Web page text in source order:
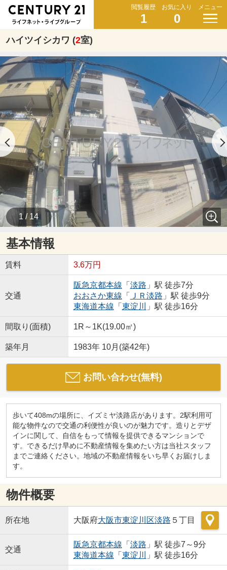
閲覧履歴
1
お気に入り
0
メニュー
ハイツイシカワ (2室)
1 / 14
基本情報
賃料 3.6万円
交通
阪急京都本線 「 淡路 」駅 徒歩7分
おおさか東線 「 ＪＲ淡路 」駅 徒歩9分
東海道本線 「 東淀川 」駅 徒歩16分
間取り(面積) 1R～1K(19.00㎡)
築年月 1983年 10月(築42年)
お問い合わせ(無料)
歩いて408mの場所に、イズミヤ淡路店があります。2駅利用可
能な物件なので交通の利便性が良いのが魅力です。造りとデザ
インに関して、自信をもって情報を提供できるマンションで
す。できるだけ早めに不動産情報を集めたい方は当社スタッフ
までご連絡ください。地域の不動産情報をいち早くお届けしま
す。
物件概要
所在地 大阪府大阪市東淀川区淡路 ５丁目
交通
阪急京都本線 「 淡路 」駅 徒歩7～9分
東海道本線 「 東淀川 」駅 徒歩16分